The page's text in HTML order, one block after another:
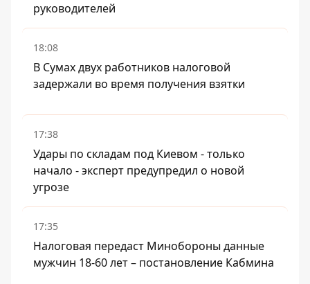
руководителей
18:08
В Сумах двух работников налоговой
задержали во время получения взятки
17:38
Удары по складам под Киевом - только
начало - эксперт предупредил о новой
угрозе
17:35
Налоговая передаст Минобороны данные
мужчин 18-60 лет – постановление Кабмина